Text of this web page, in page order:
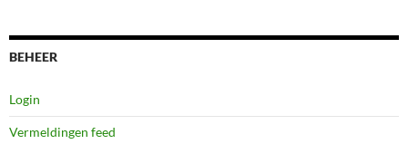
BEHEER
Login
Vermeldingen feed